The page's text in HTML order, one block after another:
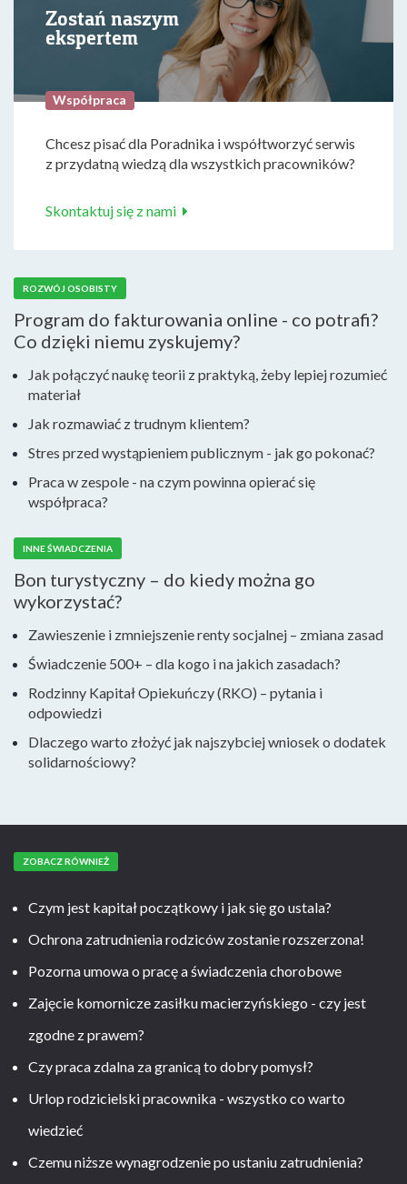
Zostań naszym
ekspertem
Współpraca
Chcesz pisać dla Poradnika i współtworzyć serwis
z przydatną wiedzą dla wszystkich pracowników?
Skontaktuj się z nami
ROZWÓJ OSOBISTY
Program do fakturowania online - co potrafi?
Co dzięki niemu zyskujemy?
Jak połączyć naukę teorii z praktyką, żeby lepiej rozumieć
materiał
Jak rozmawiać z trudnym klientem?
Stres przed wystąpieniem publicznym - jak go pokonać?
Praca w zespole - na czym powinna opierać się
współpraca?
INNE ŚWIADCZENIA
Bon turystyczny – do kiedy można go
wykorzystać?
Zawieszenie i zmniejszenie renty socjalnej – zmiana zasad
Świadczenie 500+ – dla kogo i na jakich zasadach?
Rodzinny Kapitał Opiekuńczy (RKO) – pytania i
odpowiedzi
Dlaczego warto złożyć jak najszybciej wniosek o dodatek
solidarnościowy?
ZOBACZ RÓWNIEŻ
Czym jest kapitał początkowy i jak się go ustala?
Ochrona zatrudnienia rodziców zostanie rozszerzona!
Pozorna umowa o pracę a świadczenia chorobowe
Zajęcie komornicze zasiłku macierzyńskiego - czy jest
zgodne z prawem?
Czy praca zdalna za granicą to dobry pomysł?
Urlop rodzicielski pracownika - wszystko co warto
wiedzieć
Czemu niższe wynagrodzenie po ustaniu zatrudnienia?